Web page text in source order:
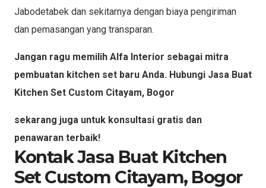
Jabodetabek dan sekitarnya dengan biaya pengiriman
dan pemasangan yang transparan.
Jangan ragu memilih Alfa Interior sebagai mitra
pembuatan kitchen set baru Anda. Hubungi Jasa Buat
Kitchen Set Custom Citayam, Bogor
sekarang juga untuk konsultasi gratis dan
penawaran terbaik!
Kontak Jasa Buat Kitchen
Set Custom Citayam, Bogor